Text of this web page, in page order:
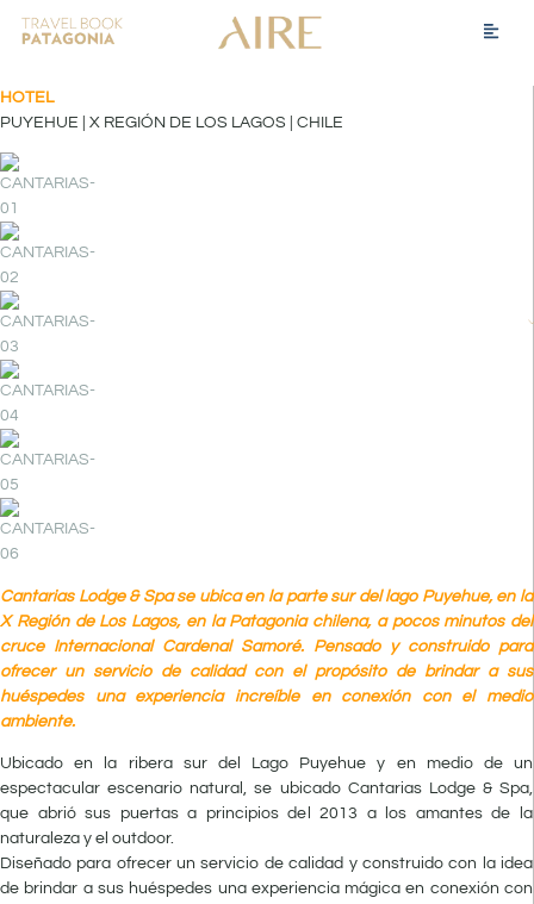
HOTEL
PUYEHUE | X REGIÓN DE LOS LAGOS | CHILE
Cantarias Lodge & Spa se ubica en la parte sur del lago Puyehue, en la
X Región de Los Lagos, en la Patagonia chilena, a pocos minutos del
cruce Internacional Cardenal Samoré. Pensado y construido para
ofrecer un servicio de calidad con el propósito de brindar a sus
huéspedes una experiencia increíble en conexión con el medio
ambiente.
U bicadoen la ribera sur del Lago Puyehue y en medio de un
espectacular escenario natural, se ubicado Cantarias Lodge & Spa,
que abrió sus puertas a principios del 2013 a los amantes de la
naturaleza y el outdoor.
Diseñado para ofrecer un servicio de calidad y construido con la idea
de brindar a sus huéspedes una experiencia mágica en conexión con